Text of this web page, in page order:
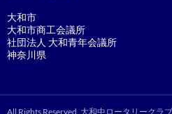
大和市
大和市商工会議所
社団法人 大和青年会議所
神奈川県
All Rights Reserved. 大和中ロータリークラブ